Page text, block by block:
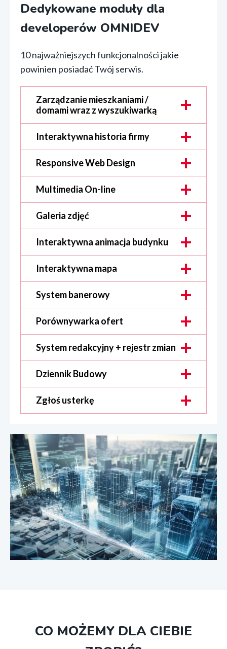
Dedykowane moduły dla
developerów OMNIDEV
10 najważniejszych funkcjonalności jakie
powinien posiadać Twój serwis.
Zarządzanie mieszkaniami /
domami wraz z wyszukiwarką
Interaktywna historia firmy
Responsive Web Design
Multimedia On-line
Galeria zdjęć
Interaktywna animacja budynku
Interaktywna mapa
System banerowy
Porównywarka ofert
System redakcyjny + rejestr zmian
Dziennik Budowy
Zgłoś usterkę
CO MOŻEMY DLA CIEBIE